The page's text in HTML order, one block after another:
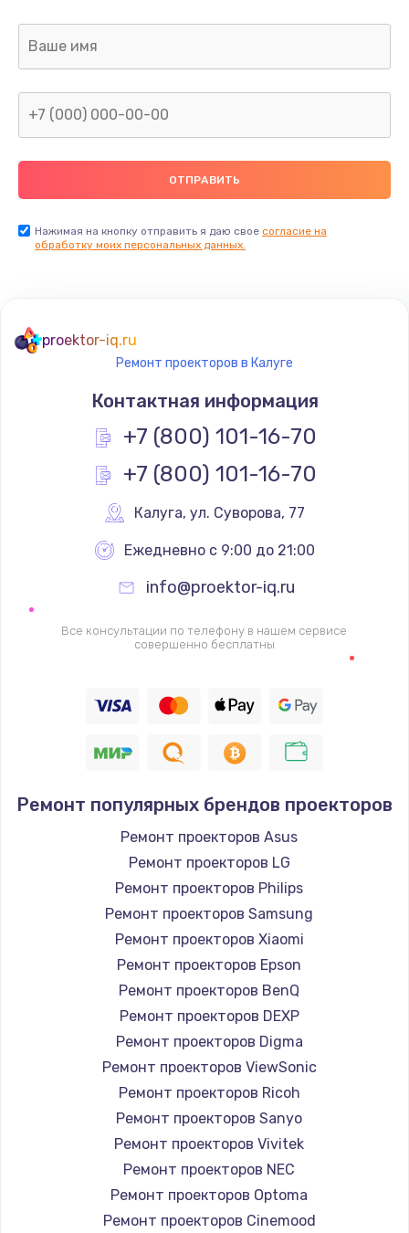
Нажимая на кнопку отправить я даю свое согласие на
обработку моих персональных данных.
proektor-iq.ru
Ремонт проекторов в Калуге
Контактная информация
+7 (800) 101-16-70
+7 (800) 101-16-70
Калуга, ул. Суворова, 77
Ежедневно с 9:00 до 21:00
info@proektor-iq.ru
Все консультации по телефону в нашем сервисе
совершенно бесплатны
Ремонт популярных брендов проекторов
Ремонт проекторов Asus
Ремонт проекторов LG
Ремонт проекторов Philips
Ремонт проекторов Samsung
Ремонт проекторов Xiaomi
Ремонт проекторов Epson
Ремонт проекторов BenQ
Ремонт проекторов DEXP
Ремонт проекторов Digma
Ремонт проекторов ViewSonic
Ремонт проекторов Ricoh
Ремонт проекторов Sanyo
Ремонт проекторов Vivitek
Ремонт проекторов NEC
Ремонт проекторов Optoma
Ремонт проекторов Cinemood